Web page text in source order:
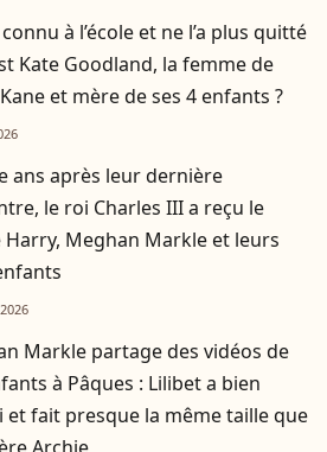
connu à l’école et ne l’a plus quitté
Kate Goodland, la femme de
et mère de ses 4 enfants ?
ans après leur dernière
le roi Charles III a reçu le
Harry, Meghan Markle et leurs
Markle partage des vidéos de
à Pâques : Lilibet a bien
et fait presque la même taille que